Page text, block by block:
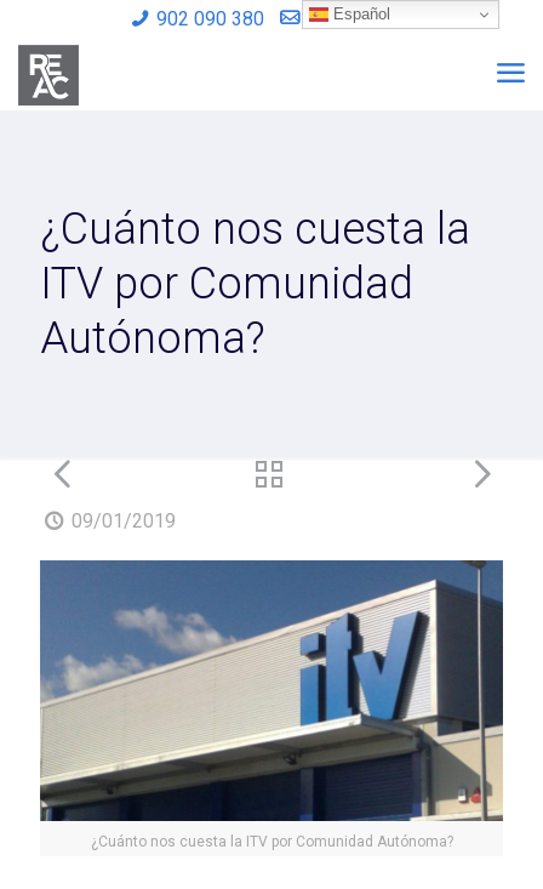
902 090 380 info@reac.es
¿Cuánto nos cuesta la
ITV por Comunidad
Autónoma?
09/01/2019
¿Cuánto nos cuesta la ITV por Comunidad Autónoma?
Español